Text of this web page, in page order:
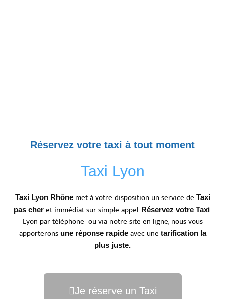
Réservez votre taxi à tout moment
Taxi Lyon
Taxi Lyon Rhônemet à votre disposition un service de Taxi
pas cheret immédiat sur simple appel. Réservez votre Taxi
Lyon par téléphone ou via notre site en ligne, nous vous
apporterons une réponse rapideavec une tarification la
plus juste.
Je réserve un Taxi